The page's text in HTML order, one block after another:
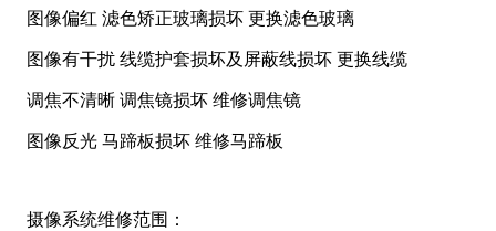
图像偏红 滤色矫正玻璃损坏 更换滤色玻璃
图像有干扰 线缆护套损坏及屏蔽线损坏 更换线缆
调焦不清晰 调焦镜损坏 维修调焦镜
图像反光 马蹄板损坏 维修马蹄板
摄像系统维修范围：